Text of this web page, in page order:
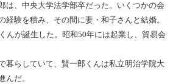
は、中央大学法学部卒だった。いくつかの会
経験を積み、その間に妻・和子さんと結婚。
んが誕生した。昭和50年には起業し、貿易会
暮らしていて、賢一郎くんは私立明治学院大
んだ。